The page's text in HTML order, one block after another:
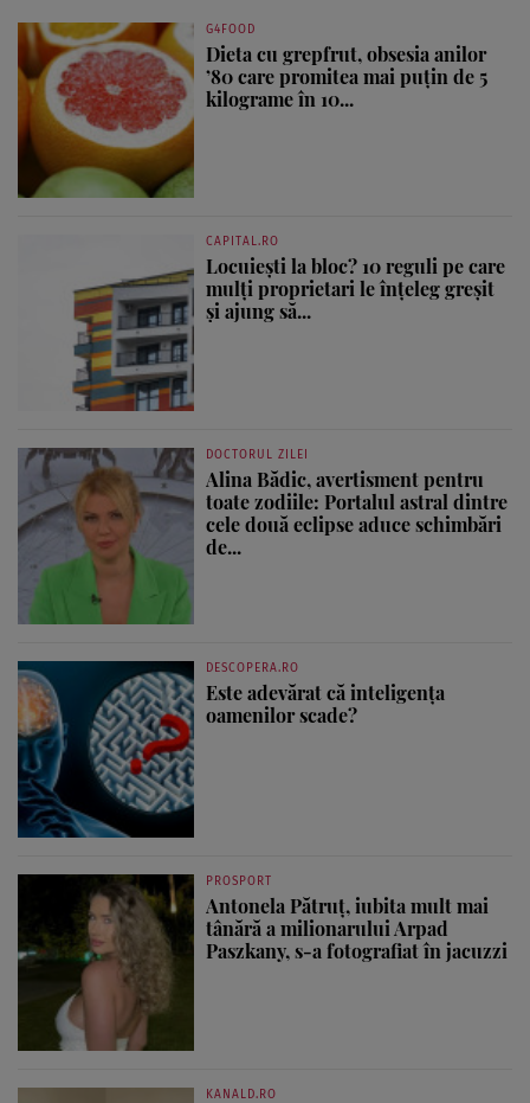
G4FOOD
Dieta cu grepfrut, obsesia anilor
’80 care promitea mai puțin de 5
kilograme în 10...
CAPITAL.RO
Locuiești la bloc? 10 reguli pe care
mulți proprietari le înțeleg greșit
și ajung să...
DOCTORUL ZILEI
Alina Bădic, avertisment pentru
toate zodiile: Portalul astral dintre
cele două eclipse aduce schimbări
de...
DESCOPERA.RO
Este adevărat că inteligența
oamenilor scade?
PROSPORT
Antonela Pătruț, iubita mult mai
tânără a milionarului Arpad
Paszkany, s-a fotografiat în jacuzzi
KANALD.RO